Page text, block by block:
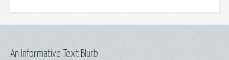
An Informative Text Blurb